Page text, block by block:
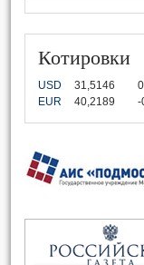
Котировки
USD 31,5146
EUR
40,2189 -